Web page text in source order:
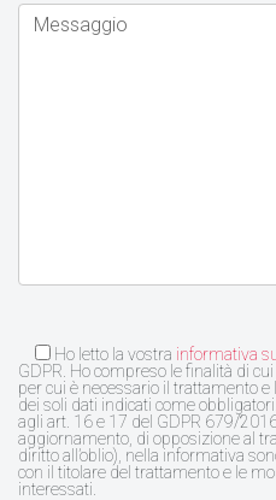
Ho letto la vostra informativa
GDPR. Ho compreso le finalità di
per cui è necessario il trattamento
dei soli dati indicati come
agli art. 16 e 17 del GDPR 679/
aggiornamento, di opposizione al
diritto all’oblio), nella informativa
con il titolare del trattamento e le
interessati.